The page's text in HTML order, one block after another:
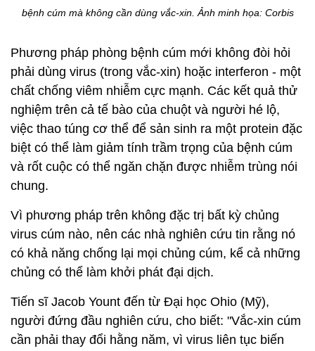
bệnh cúm mà không cần dùng vắc-xin. Ảnh minh họa: Corbis
Phương pháp phòng bệnh cúm mới không đòi hỏi
phải dùng virus (trong vắc-xin) hoặc interferon - một
chất chống viêm nhiễm cực mạnh. Các kết quả thử
nghiệm trên cả tế bào của chuột và người hé lộ,
việc thao túng cơ thể để sản sinh ra một protein đặc
biệt có thể làm giảm tính trầm trọng của bệnh cúm
và rốt cuộc có thể ngăn chặn được nhiễm trùng nói
chung.
Vì phương pháp trên không đặc trị bất kỳ chủng
virus cúm nào, nên các nhà nghiên cứu tin rằng nó
có khả năng chống lại mọi chủng cúm, kể cả những
chủng có thể làm khởi phát đại dịch.
Tiến sĩ Jacob Yount đến từ Đại học Ohio (Mỹ),
người đứng đầu nghiên cứu, cho biết: "Vắc-xin cúm
cần phải thay đổi hằng năm, vì virus liên tục biến